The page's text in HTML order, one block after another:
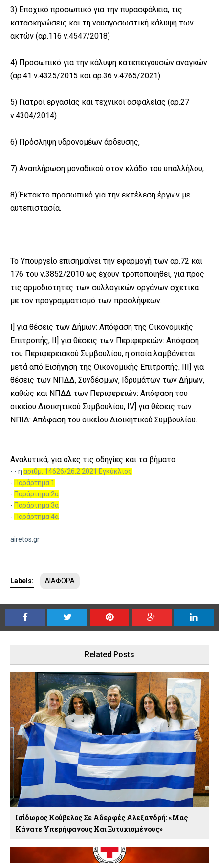
3) Εποχικό προσωπικό για την πυρασφάλεια, τις
κατασκηνώσεις και τη ναυαγοσωστική κάλυψη των
ακτών (αρ.116 ν.4547/2018)
4) Προσωπικό για την κάλυψη κατεπειγουσών αναγκών
(αρ.41 ν.4325/2015 και αρ.36 ν.4765/2021)
5) Γιατροί εργασίας και τεχνικοί ασφαλείας (αρ.27
ν.4304/2014)
6) Πρόσληψη υδρονομέων άρδευσης,
7) Αναπλήρωση μοναδικού στον κλάδο του υπαλλήλου,
8) Έκτακτο προσωπικό για την εκτέλεση έργων με
αυτεπιστασία.
Το Υπουργείο επισημαίνει την εφαρμογή των αρ.72 και
176 του ν.3852/2010 ως έχουν τροποποιηθεί, για προς
τις αρμοδιότητες των συλλογικών οργάνων σχετικά
με τον προγραμματισμό των προσλήψεων:
Ι] για θέσεις των Δήμων: Απόφαση της Οικονομικής
Επιτροπής, ΙΙ] για θέσεις των Περιφερειών: Απόφαση
του Περιφερειακού Συμβουλίου, η οποία λαμβάνεται
μετά από Εισήγηση της Οικονομικής Επιτροπής, ΙΙΙ] για
θέσεις των ΝΠΔΔ, Συνδέσμων, Ιδρυμάτων των Δήμων,
καθώς και ΝΠΔΔ των Περιφερειών: Απόφαση του
οικείου Διοικητικού Συμβουλίου, IV] για θέσεις των
ΝΠΙΔ: Απόφαση του οικείου Διοικητικού Συμβουλίου.
Αναλυτικά, για όλες τις οδηγίες και τα βήματα:
- - η αριθμ. 14626/26.2.2021 Εγκύκλιος
- Παράρτημα 1
- Παράρτημα 2α
- Παράρτημα 3α
- Παράρτημα 4α
airetos.gr
Labels: ΔΙΑΦΟΡΑ
Related Posts
Ισίδωρος Κούβελος Σε Αδερφές Αλεξανδρή: «Μας
Κάνατε Υπερήφανους Και Ευτυχισμένους»